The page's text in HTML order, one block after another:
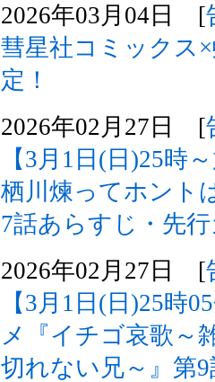
2026年03月04日 [
彗星社コミックス
定！
2026年02月27日 [
【3月1日(日)25時
栖川煉ってホント
7話あらすじ・先
2026年02月27日 [
【3月1日(日)25時
メ『イチゴ哀歌～
切れない兄～』第